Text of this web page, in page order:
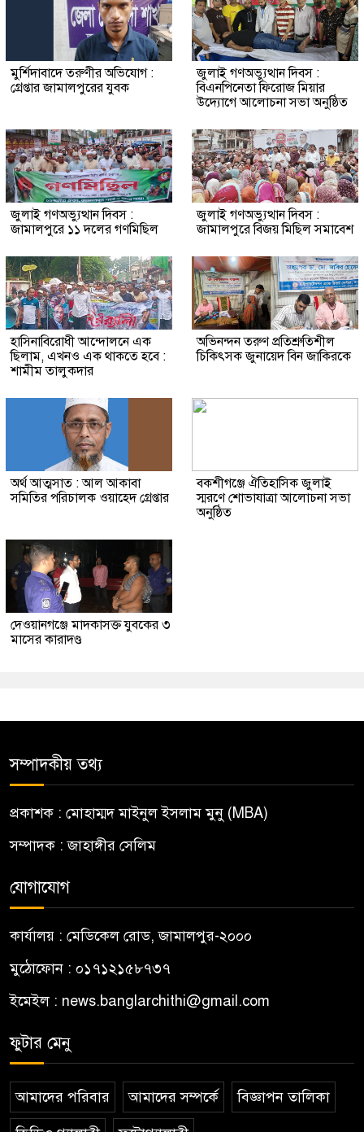
মুর্শিদাবাদে তরুণীর অভিযোগ :
গ্রেপ্তার জামালপুরের যুবক
জুলাই গণঅভ্যুত্থান দিবস :
বিএনপিনেতা ফিরোজ মিয়ার
উদ্যোগে আলোচনা সভা অনুষ্ঠিত
জুলাই গণঅভ্যুত্থান দিবস :
জামালপুরে ১১ দলের গণমিছিল
জুলাই গণঅভ্যুত্থান দিবস :
জামালপুরে বিজয় মিছিল সমাবেশ
হাসিনাবিরোধী আন্দোলনে এক
ছিলাম, এখনও এক থাকতে হবে :
শামীম তালুকদার
অভিনন্দন তরুণ প্রতিশ্রুতিশীল
চিকিৎসক জুনায়েদ বিন জাকিরকে
অর্থ আত্মসাত : আল আকাবা
সমিতির পরিচালক ওয়াহেদ গ্রেপ্তার
বকশীগঞ্জে ঐতিহাসিক জুলাই
স্মরণে শোভাযাত্রা আলোচনা সভা
অনুষ্ঠিত
দেওয়ানগঞ্জে মাদকাসক্ত যুবকের ৩
মাসের কারাদণ্ড
সম্পাদকীয় তথ্য
প্রকাশক : মোহাম্মদ মাইনুল ইসলাম মুনু (MBA)
সম্পাদক : জাহাঙ্গীর সেলিম
যোগাযোগ
কার্যালয় : মেডিকেল রোড, জামালপুর-২০০০
মুঠোফোন : ০১৭১২১৫৮৭৩৭
ইমেইল : news.banglarchithi@gmail.com
ফুটার মেনু
আমাদের পরিবার আমাদের সম্পর্কে বিজ্ঞাপন তালিকা